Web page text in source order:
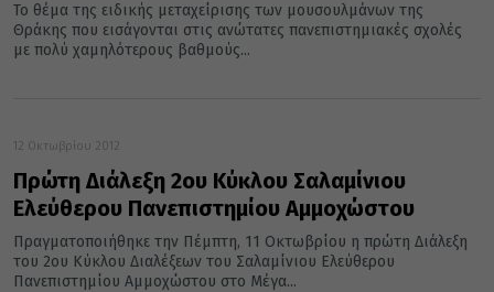
Το θέμα της ειδικής μεταχείρισης των μουσουλμάνων της
Θράκης που εισάγονται στις ανώτατες πανεπιστημιακές σχολές
με πολύ χαμηλότερους βαθμούς...
12 Οκτωβρίου 2012
Πρώτη Διάλεξη 2ου Κύκλου Σαλαμίνιου
Ελεύθερου Πανεπιστημίου Αμμοχώστου
Πραγματοποιήθηκε την Πέμπτη, 11 Οκτωβρίου η πρώτη Διάλεξη
του 2ου Κύκλου Διαλέξεων του Σαλαμίνιου Ελεύθερου
Πανεπιστημίου Αμμοχώστου στο Μέγα...